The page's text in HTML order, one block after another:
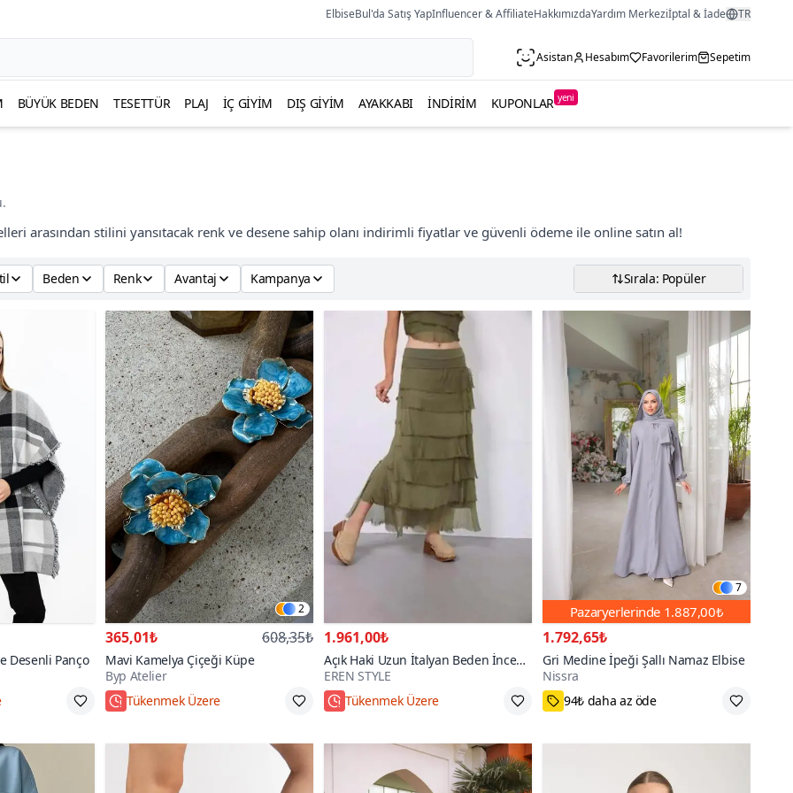
ElbiseBul'da Satış YapInfluencer & AffiliateHakkımızdaYardım Merkeziİptal & İade TR
Asistan Hesabım Favorilerim Sepetim
BÜYÜK BEDEN TESETTÜR PLAJ İÇ GIYIM DIŞ GIYIM AYAKKABI İNDIRIM KUPONLAR yeni
arasından stilini yansıtacak renk ve desene sahip olanı indirimli fiyatlar ve güvenli ödeme ile online satın al!
Beden Renk Avantaj Kampanya Sırala: Popüler
Desenli Panço
2
365,01₺ 608,35₺
Mavi Kamelya Çiçeği Küpe
Byp Atelier
Tükenmek Üzere
1.961,00₺
Açık Haki Uzun İtalyan Beden İnce
Gösteren Kat İpek Straplez Elbise
Etek
EREN STYLE
Tükenmek Üzere
7
Pazaryerlerinde 1.887,00₺
1.792,65₺
Gri Medine İpeği Şallı Namaz Elbise
Nissra
200+
94₺ daha az öde